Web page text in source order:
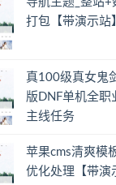
打包【带演示站
真100级真女鬼
版DNF单机全职
主线任务
苹果cms清爽模
优化处理【带演